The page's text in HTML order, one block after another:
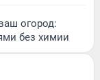
огород:
без химии